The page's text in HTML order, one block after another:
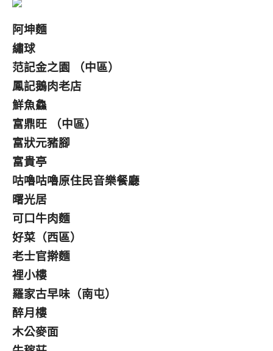
阿坤麵
繡球
范記金之園 （中區）
鳳記鵝肉老店
鮮魚鱻
富鼎旺 （中區）
富狀元豬腳
富貴亭
咕嚕咕嚕原住民音樂餐廳
曙光居
可口牛肉麵
好菜（西區）
老士官擀麵
裡小樓
羅家古早味（南屯）
醉月樓
木公麥面